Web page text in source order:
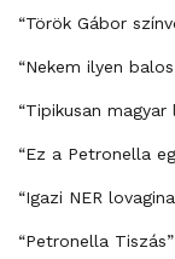
“Török Gábor
“Nekem ilyen
“Tipikusan magyar
“Ez a Petronella
“Igazi NER
“Petronella Tiszás”